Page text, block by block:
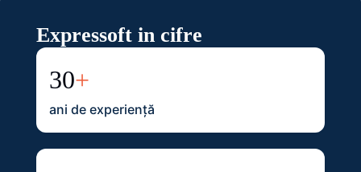
Expressoft in cifre
30+
ani de experiență